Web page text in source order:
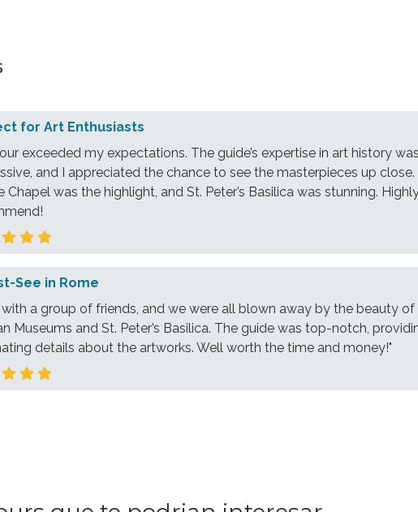
for Art Enthusiasts
exceeded my expectations. The guide’s expertise in art history was
and I appreciated the chance to see the masterpieces up close.
Chapel was the highlight, and St. Peter’s Basilica was stunning.
See in Rome
a group of friends, and we were all blown away by the beauty of
Museums and St. Peter’s Basilica. The guide was top-notch,
details about the artworks. Well worth the time and money!"